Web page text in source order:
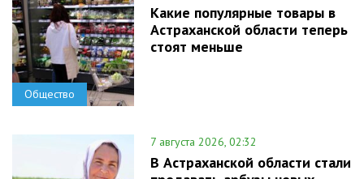
Общество
Какие популярные товары в
Астраханской области теперь
стоят меньше
7 августа 2026, 02:32
В Астраханской области стали